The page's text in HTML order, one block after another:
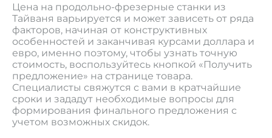
Цена на продольно-фрезерные станки из
Тайваня варьируется и может зависеть от ряда
факторов, начиная от конструктивных
особенностей и заканчивая курсами доллара и
евро, именно поэтому, чтобы узнать точную
стоимость, воспользуйтесь кнопкой «Получить
предложение» на странице товара.
Специалисты свяжутся с вами в кратчайшие
сроки и зададут необходимые вопросы для
формирования финального предложения с
учетом возможных скидок.